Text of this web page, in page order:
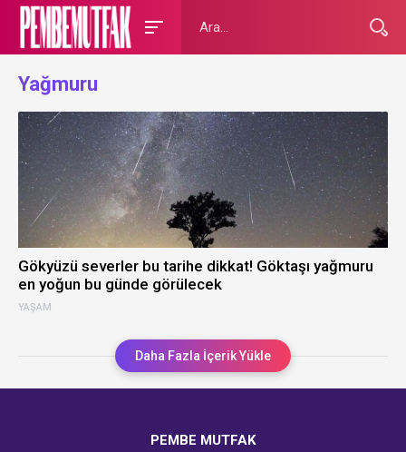
Yağmuru
YAŞAM
Gökyüzü severler bu tarihe dikkat! Göktaşı yağmuru
en yoğun bu günde görülecek
Daha Fazla İçerik Yükle
PEMBE MUTFAK